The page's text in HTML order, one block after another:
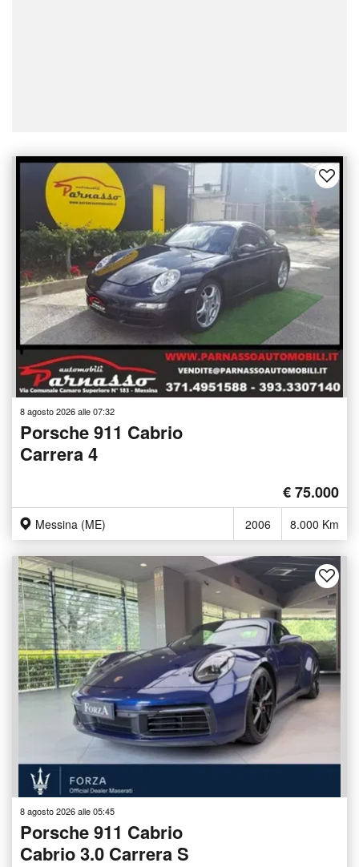
8 agosto 2026 alle 07:32
Porsche 911 Cabrio
Carrera 4
€ 75.000
Messina (ME) 2006 8.000 Km
8 agosto 2026 alle 05:45
Porsche 911 Cabrio
Cabrio 3.0 Carrera S